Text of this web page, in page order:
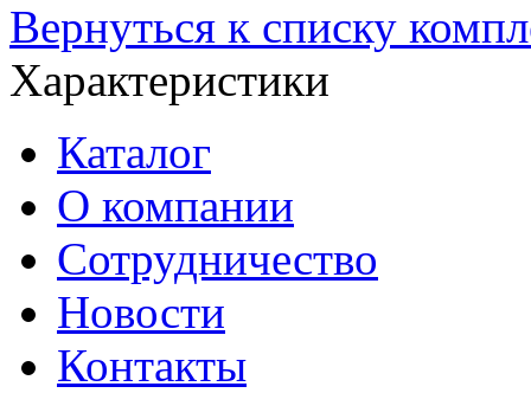
Вернуться к списку
Характеристики
Каталог
О компании
Сотрудничество
Новости
Контакты